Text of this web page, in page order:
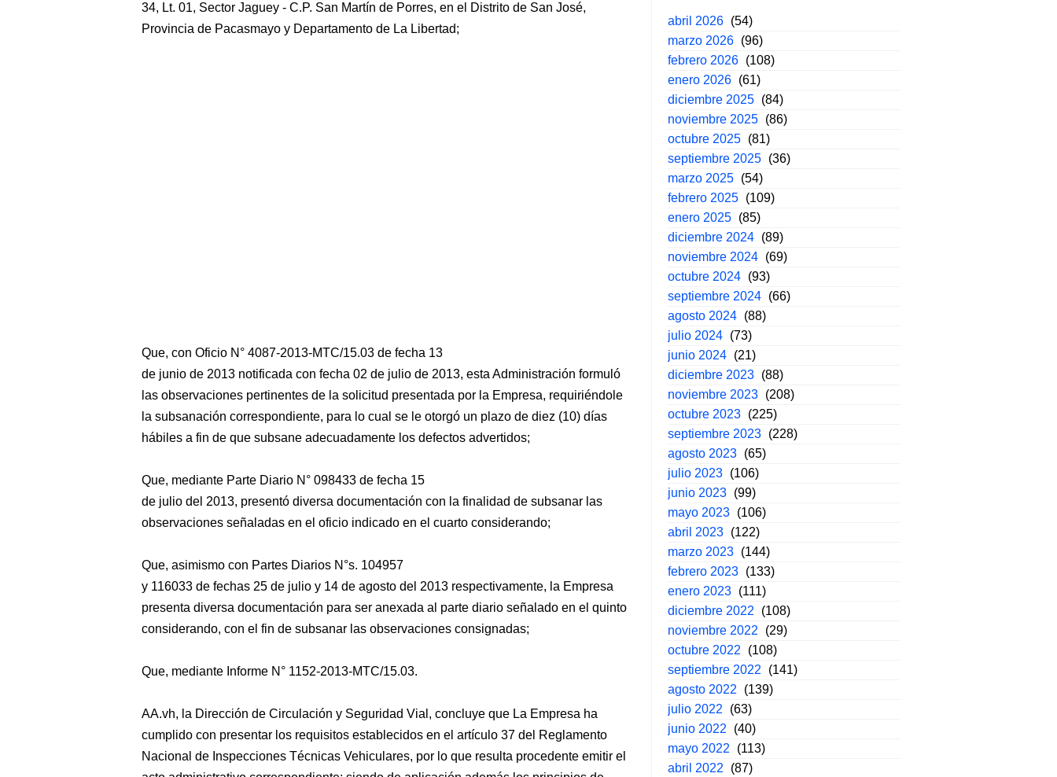
34, Lt. 01, Sector Jaguey - C.P. San Martín de Porres, en el Distrito de San José,
Provincia de Pacasmayo y Departamento de La Libertad;
Que, con Oficio N° 4087-2013-MTC/15.03 de fecha 13
de junio de 2013 notificada con fecha 02 de julio de 2013, esta Administración formuló
las observaciones pertinentes de la solicitud presentada por la Empresa, requiriéndole
la subsanación correspondiente, para lo cual se le otorgó un plazo de diez (10) días
hábiles a fin de que subsane adecuadamente los defectos advertidos;
Que, mediante Parte Diario N° 098433 de fecha 15
de julio del 2013, presentó diversa documentación con la finalidad de subsanar las
observaciones señaladas en el oficio indicado en el cuarto considerando;
Que, asimismo con Partes Diarios N°s. 104957
y 116033 de fechas 25 de julio y 14 de agosto del 2013 respectivamente, la Empresa
presenta diversa documentación para ser anexada al parte diario señalado en el quinto
considerando, con el fin de subsanar las observaciones consignadas;
Que, mediante Informe N° 1152-2013-MTC/15.03.
AA.vh, la Dirección de Circulación y Seguridad Vial, concluye que La Empresa ha
cumplido con presentar los requisitos establecidos en el artículo 37 del Reglamento
Nacional de Inspecciones Técnicas Vehiculares, por lo que resulta procedente emitir el
abril 2026 (54)
marzo 2026 (96)
febrero 2026 (108)
enero 2026 (61)
diciembre 2025 (84)
noviembre 2025 (86)
octubre 2025 (81)
septiembre 2025 (36)
marzo 2025 (54)
febrero 2025 (109)
enero 2025 (85)
diciembre 2024 (89)
noviembre 2024 (69)
octubre 2024 (93)
septiembre 2024 (66)
agosto 2024 (88)
julio 2024 (73)
junio 2024 (21)
diciembre 2023 (88)
noviembre 2023 (208)
octubre 2023 (225)
septiembre 2023 (228)
agosto 2023 (65)
julio 2023 (106)
junio 2023 (99)
mayo 2023 (106)
abril 2023 (122)
marzo 2023 (144)
febrero 2023 (133)
enero 2023 (111)
diciembre 2022
(108)
noviembre 2022
(29)
octubre 2022
(108)
septiembre 2022
(141)
agosto 2022
(139)
julio 2022
(63)
junio 2022
(40)
mayo 2022
(113)
abril 2022
(87)